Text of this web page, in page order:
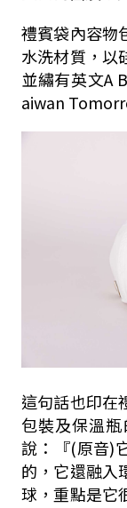
禮賓袋內容物
水洗材質，以
並繡有英文A
aiwan
這句話也印在
包裝及保溫
說：『(原音)
的，它還融入
球，重點是它